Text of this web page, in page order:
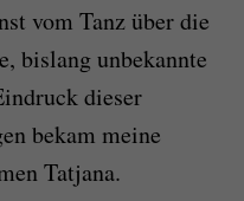
vom Tanz über die
bislang unbekannte
dieser
bekam meine
Tatjana.